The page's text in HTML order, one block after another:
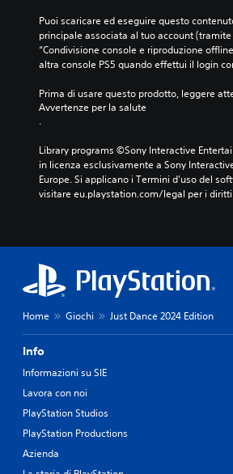
Puoi scaricare ed eseguire questo
principale associata al tuo account
“Condivisione console e riproduzione
altra console PS5 quando effettui il login
Prima di usare questo prodotto, leggere
Avvertenze per la salute
.
Library programs ©Sony Interactive
in licenza esclusivamente a Sony
Europe. Si applicano i Termini d'uso del
visitare eu.playstation.com/legal per i
Home Giochi Just Dance 2024 Edition
Info
Informazioni su SIE
Lavora con noi
PlayStation Studios
PlayStation Productions
Azienda